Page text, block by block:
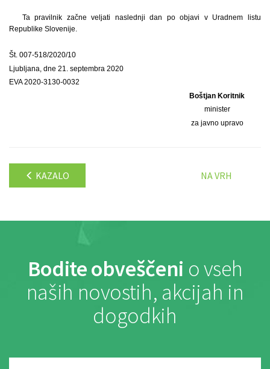
Ta pravilnik začne veljati naslednji dan po objavi v Uradnem listu
Republike Slovenije.
Št. 007-518/2020/10
Ljubljana, dne 21. septembra 2020
EVA 2020-3130-0032
Boštjan Koritnik
minister
za javno upravo
KAZALO NA VRH
Bodite obveščeni o vseh
naših novostih, akcijah in
dogodkih